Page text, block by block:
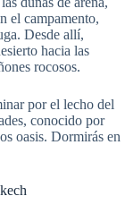
el campamento,
Desde allí,
hacia las
rocosos.
por el lecho del
conocido por
oasis. Dormirás en